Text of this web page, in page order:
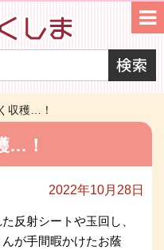
収穫…！
…！
2022年10月28日
反射シートや玉回し、
が手間暇かけたお蔭